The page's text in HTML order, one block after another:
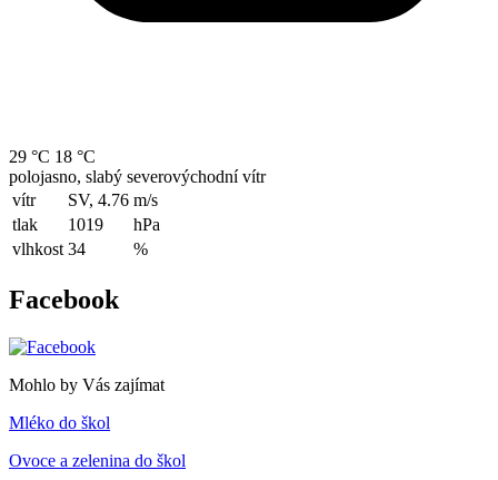
29 °C 18 °C
polojasno, slabý severovýchodní vítr
vítr
SV, 4.76 m/s
tlak
1019
hPa
vlhkost 34 %
Facebook
Mohlo by Vás zajímat
Mléko do škol
Ovoce a zelenina do škol